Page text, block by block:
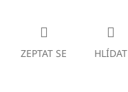
ZEPTAT SE HLÍDAT